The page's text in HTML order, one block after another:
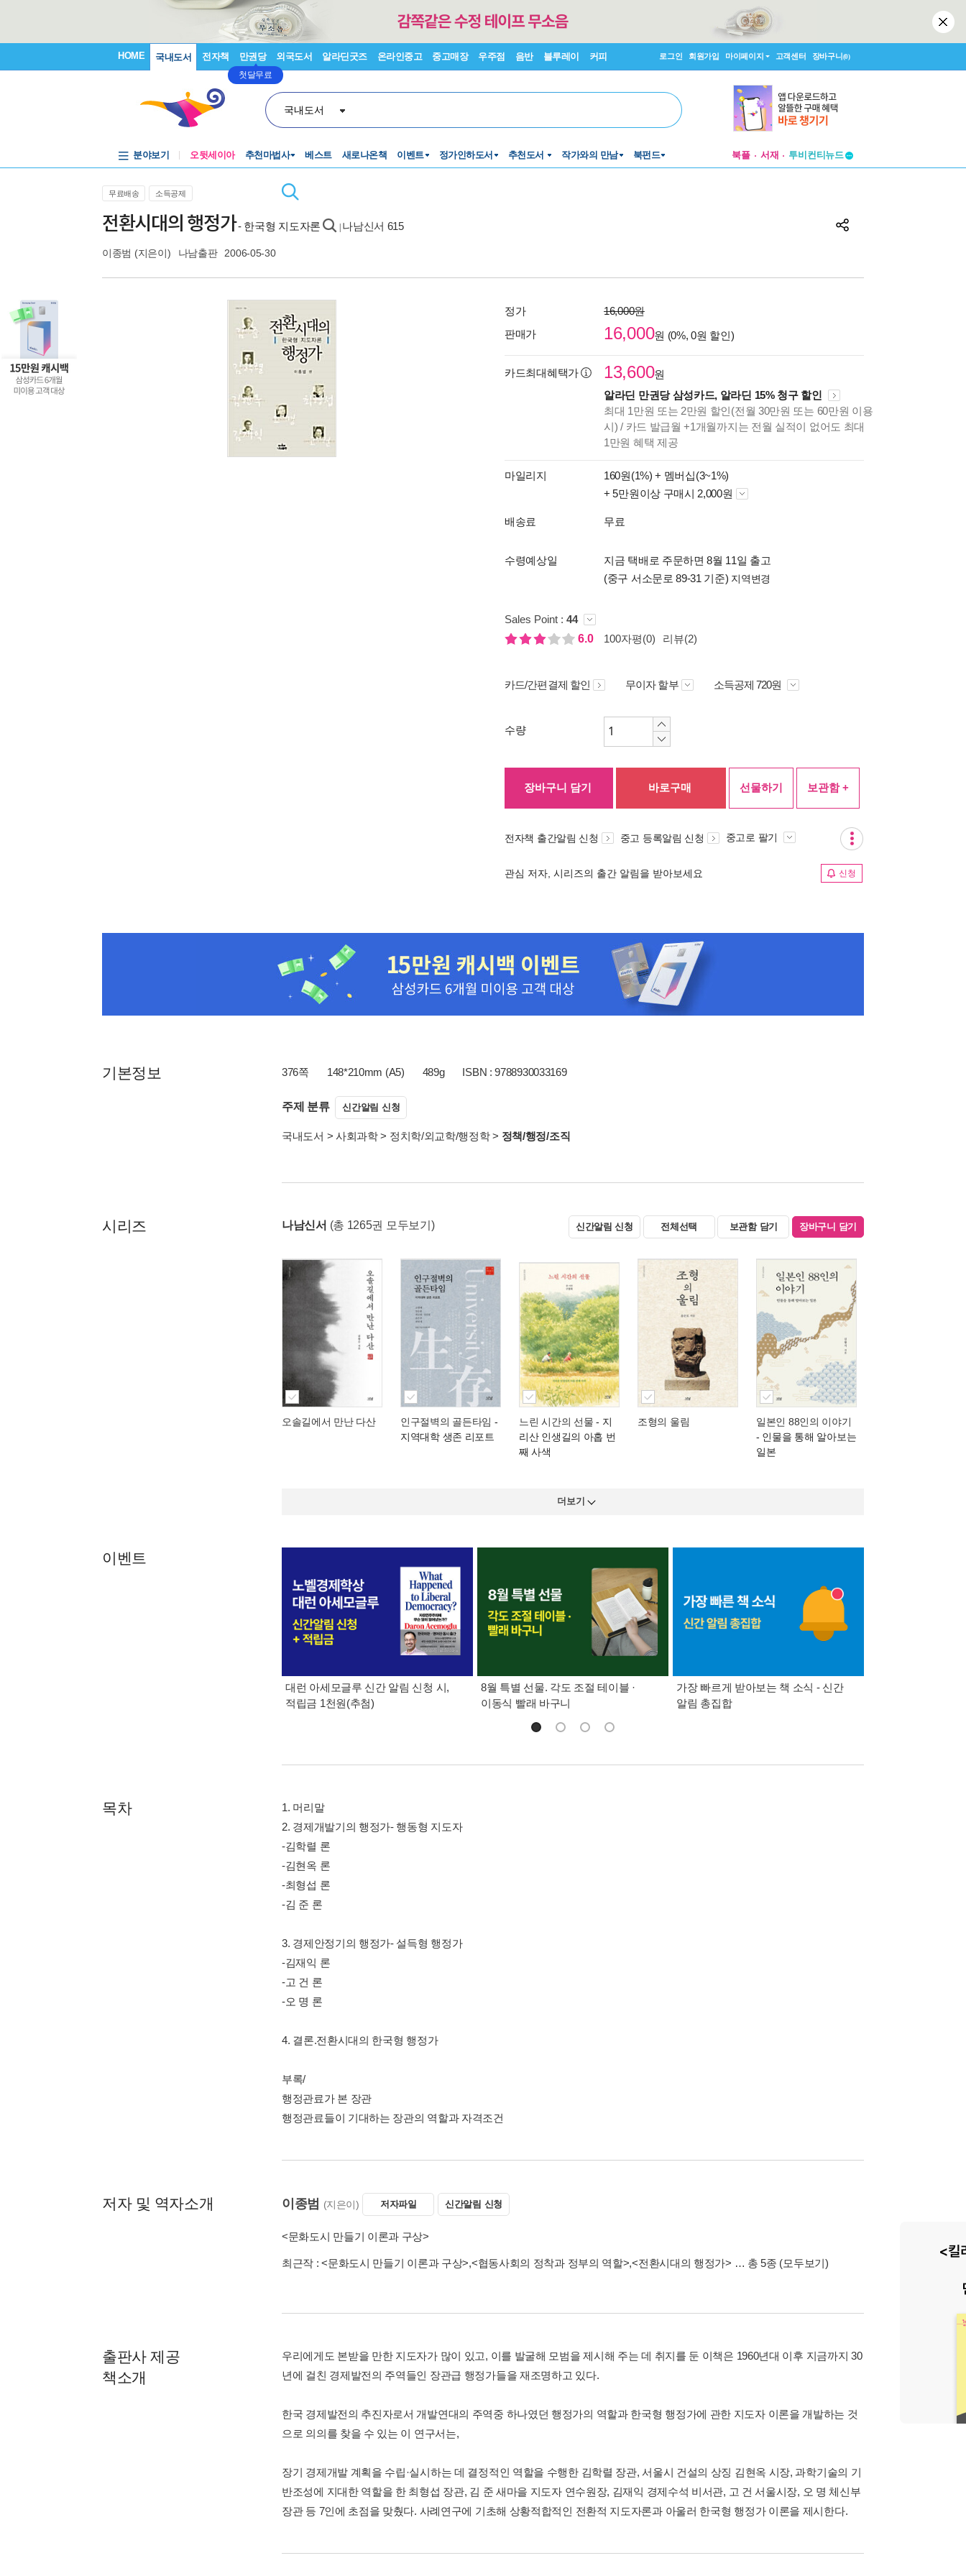
HOME 국내도서 전자책 만권당
첫달무료
외국도서 알라딘굿즈 온라인중고 중고매장 우주점 음반 블루레이 커피 로그인 회원가입 마이페이지 고객센터 장바구니(0)
국내도서
분야보기 오뒷세이아 추천마법사 베스트 새로나온책 이벤트 정가인하도서 추천도서 작가와의 만남 북펀드 북플 서재
투비컨티뉴드
창작플랫폼
무료배송 소득공제
전환시대의 행정가- 한국형 지도자론 나남신서 615
이종범 (지은이) 나남출판 2006-05-30
정가
16,000원
판매가
16,000원 (0%, 0원 할인)
카드최대혜택가 13,600원
알라딘 만권당 삼성카드, 알라딘 15% 청구 할인
최대 1만원 또는 2만원 할인(전월 30만원 또는 60만원 이용
시) / 카드 발급월 +1개월까지는 전월 실적이 없어도 최대
1만원 혜택 제공
마일리지 160원(1%) + 멤버십(3~1%)
+ 5만원이상 구매시 2,000원
배송료 무료
수령예상일
지금 택배로 주문하면 8월 11일 출고
(중구 서소문로 89-31 기준) 지역변경
Sales Point : 44
6.0
100자평(0) 리뷰(2)
카드/간편결제 할인 무이자 할부 소득공제 720원
수량
장바구니 담기 바로구매 선물하기 보관함 +
전자책 출간알림 신청 중고 등록알림 신청 중고로 팔기
관심 저자, 시리즈의 출간 알림을 받아보세요 신청
기본정보 376쪽 148*210mm (A5) 489g ISBN : 9788930033169
주제 분류 신간알림 신청
국내도서 > 사회과학> 정치학/외교학/행정학> 정책/행정/조직
시리즈 나남신서 (총 1265권 모두보기) 신간알림 신청 전체선택 보관함 담기 장바구니 담기
오솔길에서 만난 다산 인구절벽의 골든타임 -
지역대학 생존 리포트
느린 시간의 선물 - 지
리산 인생길의 아홉 번
째 사색
조형의 울림
일본인 88인의 이야기
- 인물을 통해 알아보는
일본
더보기
이벤트
대런 아세모글루 신간 알림 신청 시,
적립금 1천원(추첨)
8월 특별 선물. 각도 조절 테이블 ·
이동식 빨래 바구니
가장 빠르게 받아보는 책 소식 - 신간
알림 총집합
목차
1. 머리말
2. 경제개발기의 행정가- 행동형 지도자
-김학렬 론
-김현옥 론
-최형섭 론
-김 준 론
3. 경제안정기의 행정가- 설득형 행정가
-김재익 론
-고 건 론
-오 명 론
4. 결론.전환시대의 한국형 행정가
부록/
행정관료가 본 장관
행정관료들이 기대하는 장관의 역할과 자격조건
저자 및 역자소개 이종범 (지은이) 저자파일 신간알림 신청
<문화도시 만들기 이론과 구상>
최근작 :<문화도시 만들기 이론과 구상>,<협동사회의 정착과 정부의 역할>,<전환시대의 행정가> … 총 5종 (모두보기)
출판사 제공
책소개
우리에게도 본받을 만한 지도자가 많이 있고, 이를 발굴해 모범을 제시해 주는 데 취지를 둔 이책은 1960년대 이후 지금까지 30
년에 걸친 경제발전의 주역들인 장관급 행정가들을 재조명하고 있다.
한국 경제발전의 추진자로서 개발연대의 주역중 하나였던 행정가의 역할과 한국형 행정가에 관한 지도자 이론을 개발하는 것
으로 의의를 찾을 수 있는 이 연구서는,
장기 경제개발 계획을 수립·실시하는 데 결정적인 역할을 수행한 김학렬 장관, 서울시 건설의 상징 김현옥 시장, 과학기술의 기
반조성에 지대한 역할을 한 최형섭 장관, 김 준 새마을 지도자 연수원장, 김재익 경제수석 비서관, 고 건 서울시장, 오 명 체신부
장관 등 7인에 초점을 맞췄다. 사례연구에 기초해 상황적합적인 전환적 지도자론과 아울러 한국형 행정가 이론을 제시한다.